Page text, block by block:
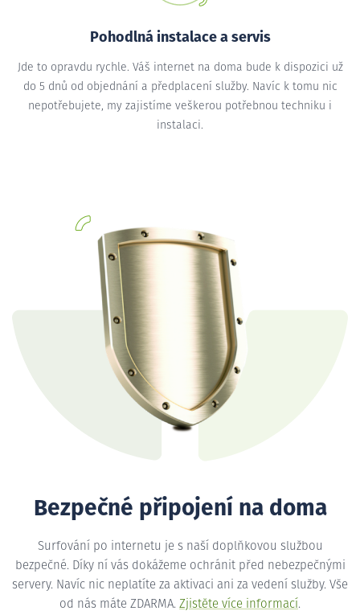
Pohodlná instalace a servis
Jde to opravdu rychle. Váš internet na doma bude k dispozici už
do 5 dnů od objednání a předplacení služby. Navíc k tomu nic
nepotřebujete, my zajistíme veškerou potřebnou techniku i
instalaci.
Bezpečné připojení na doma
Surfování po internetu je s naší doplňkovou službou
bezpečné. Díky ní vás dokážeme ochránit před nebezpečnými
servery. Navíc nic neplatíte za aktivaci ani za vedení služby. Vše
od nás máte ZDARMA. Zjistěte více informací.